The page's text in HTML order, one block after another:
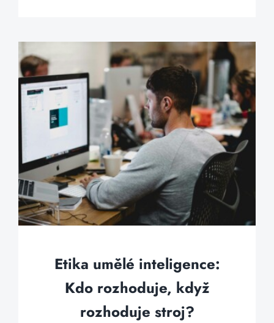
Etika umělé inteligence:
Kdo rozhoduje, když
rozhoduje stroj?